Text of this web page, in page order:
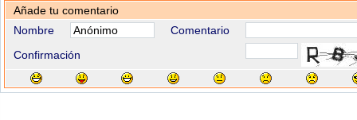
Añade tu comentario
Nombre
Comentario
Confirmación